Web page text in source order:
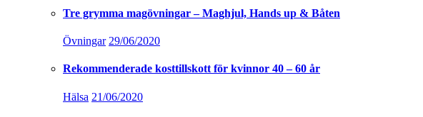
Tre grymma magövningar – Maghjul, Hands up & Båten
Övningar 29/06/2020
Rekommenderade kosttillskott för kvinnor 40 – 60 år
Hälsa 21/06/2020